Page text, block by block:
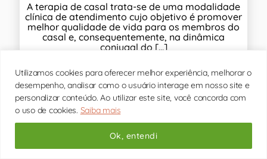
Utilizamos cookies para oferecer melhor experiência, melhorar o
desempenho, analisar como o usuário interage em nosso site e
personalizar conteúdo. Ao utilizar este site, você concorda com
o uso de cookies. Saiba mais
Ok, entendi
A terapia de casal trata-se de uma modalidade
clínica de atendimento cujo objetivo é promover
melhor qualidade de vida para os membros do
casal e, consequentemente, na dinâmica
conjugal do [...]
Insegurança emocional,
Relacionamentos